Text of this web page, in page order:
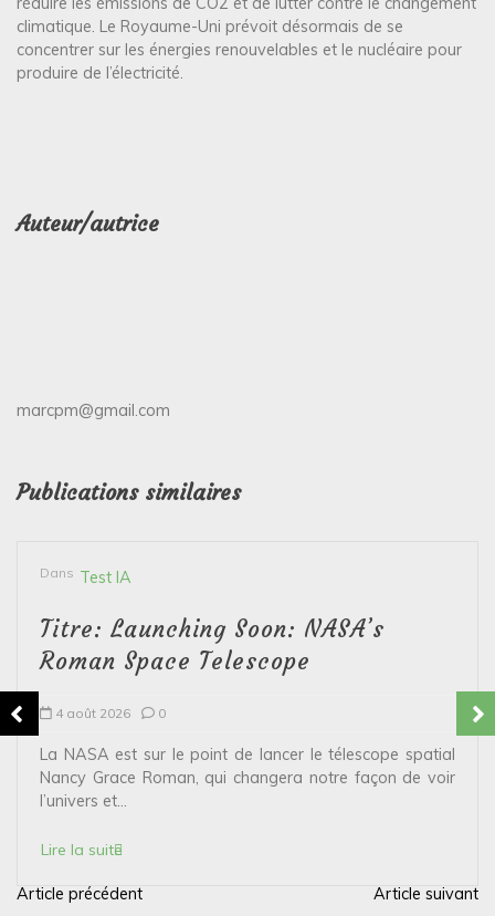
climatique. Le Royaume-Uni prévoit désormais de se
concentrer sur les énergies renouvelables et le nucléaire pour
produire de l’électricité.
Auteur/autrice
marcpm@gmail.com
Publications similaires
Dans Test IA
Titre: Launching Soon: NASA’s
Roman Space Telescope
4 août 2026 0
La NASA est sur le point de lancer le télescope spatial
Nancy Grace Roman, qui changera notre façon de voir
l’univers et...
Lire la suite
N
Article précédent Article suivant